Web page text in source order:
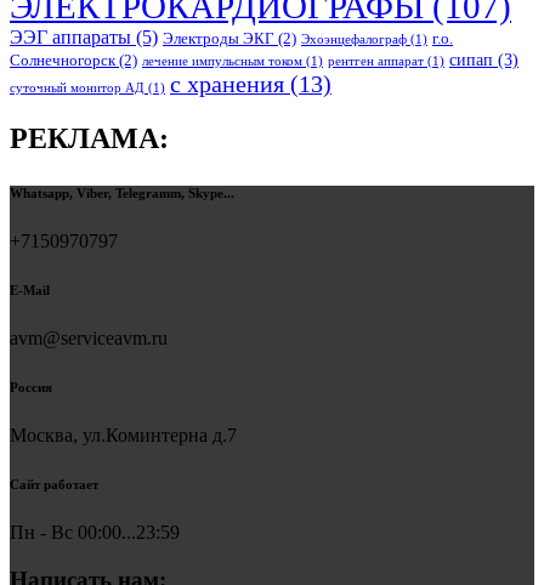
ЭЭГ аппараты (5) Электроды ЭКГ (2) Эхоэнцефалограф (1) г.о.
Солнечногорск(2) лечение импульсным током (1) рентген аппарат (1) сипап (3)
суточный монитор АД (1) с хранения (13)
РЕКЛАМА:
Whatsapp, Viber, Telegramm, Skype...
+7150970797
E-Mail
avm@serviceavm.ru
Россия
Москва, ул.Коминтерна д.7
Сайт работает
Пн - Вс 00:00...23:59
Написать нам: